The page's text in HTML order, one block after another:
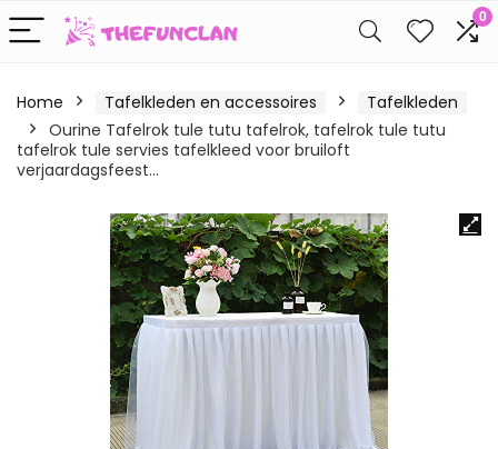
0
Home Tafelkleden en accessoires
Tafelkleden
Ourine Tafelrok tule tutu tafelrok, tafelrok tule tutu
tafelrok tule servies tafelkleed voor bruiloft
verjaardagsfeest…